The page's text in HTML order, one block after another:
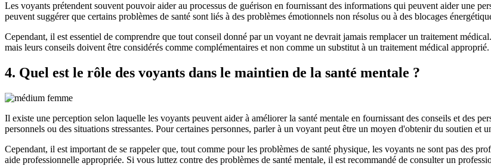
Les voyants prétendent souvent pouvoir aider au processus de guérison en fournissant des informations qui peuvent aider une
peuvent suggérer que certains problèmes de santé sont liés à des problèmes émotionnels non résolus ou à des blocages
Cependant, il est essentiel de comprendre que tout conseil donné par un voyant ne devrait jamais remplacer un traitement
mais leurs conseils doivent être considérés comme complémentaires et non comme un substitut à un traitement médical approprié.
4. Quel est le rôle des voyants dans le maintien de la santé mentale ?
Il existe une perception selon laquelle les voyants peuvent aider à améliorer la santé mentale en fournissant des conseils et des
personnels ou des situations stressantes. Pour certaines personnes, parler à un voyant peut être un moyen d'obtenir du soutien
Cependant, il est important de se rappeler que, tout comme pour les problèmes de santé physique, les voyants ne sont pas des
aide professionnelle appropriée. Si vous luttez contre des problèmes de santé mentale, il est recommandé de consulter un